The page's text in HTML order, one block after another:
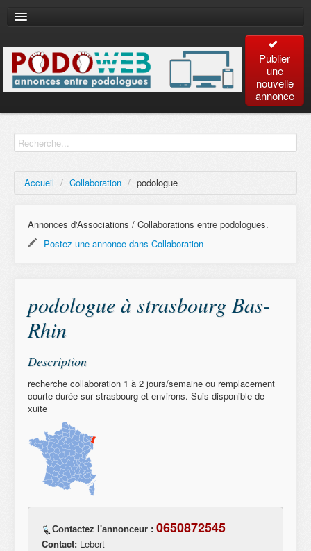
Publier
une
nouvelle
annonce
Accueil / Collaboration / podologue
Annonces d'Associations / Collaborations entre podologues.
Postez une annonce dans Collaboration
podologue à strasbourg Bas-
Rhin
Description
recherche collaboration 1 à 2 jours/semaine ou remplacement
courte durée sur strasbourg et environs. Suis disponible de
xuite
Contactez l'annonceur : 0650872545
Contact: Lebert